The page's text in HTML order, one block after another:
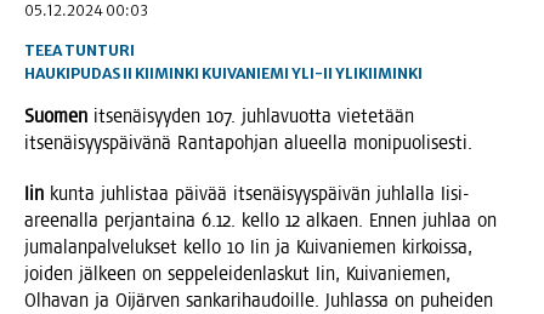
05.12.2024 00:03
TEEA TUNTURI
HAUKIPUDAS II KIIMINKI KUIVANIEMI YLI-II YLIKIIMINKI
Suo­men itse­näi­syy­den 107. juh­la­vuot­ta vie­te­tään
itse­näi­syys­päi­vä­nä Ran­ta­poh­jan alu­eel­la monipuolisesti.
Iin kun­ta juh­lis­taa päi­vää itse­näi­syys­päi­vän juh­lal­la Iisi-
aree­nal­la per­jan­tai­na 6.12. kel­lo 12 alkaen. Ennen juh­laa on
juma­lan­pal­ve­luk­set kel­lo 10 Iin ja Kui­va­nie­men kir­kois­sa,
joi­den jäl­keen on sep­pe­lei­den­las­kut Iin, Kui­va­nie­men,
Olha­van ja Oijär­ven san­ka­ri­hau­doil­le. Juh­las­sa on puhei­den